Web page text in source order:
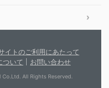
イトのご利用にあたって
ついて
お問い合わせ
All Rights Reserved.